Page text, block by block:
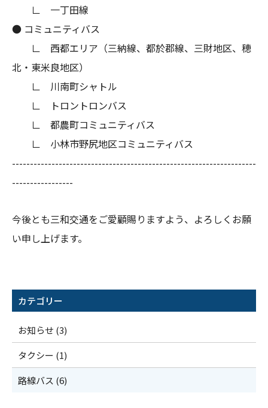
∟ 一丁田線
● コミュニティバス
∟ 西都エリア（三納線、都於郡線、三財地区、穂
北・東米良地区）
∟ 川南町シャトル
∟ トロントロンバス
∟ 都農町コミュニティバス
∟ 小林市野尻地区コミュニティバス
--------------------------------------------------------------------
-----------------
今後とも三和交通をご愛顧賜りますよう、よろしくお願
い申し上げます。
カテゴリー
お知らせ (3)
タクシー (1)
路線バス (6)